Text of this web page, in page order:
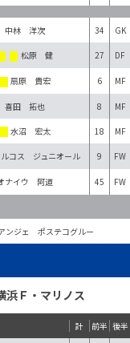
中林 洋次 34 GK
松原 健 27 DF
扇原 貴宏 6 MF
喜田 拓也 8 MF
水沼 宏太 18 MF
ルコス ジュニオール 9 FW
ナイウ 阿道 45 FW
ンジェ ポステコグルー
浜Ｆ・マリノス
計 前半 後半